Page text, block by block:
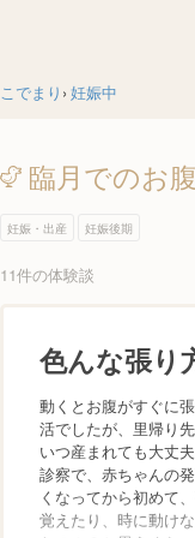
こでまり 妊娠中
臨月でのお
妊娠・出産 妊娠後期
11件の体験談
色んな張り
動くとお腹がすぐに
活でしたが、里帰り
いつ産まれても大丈
診察で、赤ちゃんの
くなってから初めて
覚えたり、時に動け